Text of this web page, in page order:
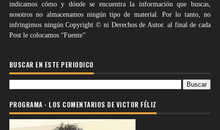
indicamos cómo y dónde se encuentra la información que buscas,
nosotros no almacenamos ningún tipo de material. Por lo tanto, no
infringimos ningún Copyright © ni Derechos de Autor. al final de cada
Post le colocamos “Fuente”
BUSCAR EN ESTE PERIODICO
PROGRAMA - LOS COMENTARIOS DE VICTOR FÉLIZ